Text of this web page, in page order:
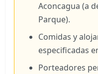
Aconcagua (a
Parque).
Comidas y
especificadas
Porteadores